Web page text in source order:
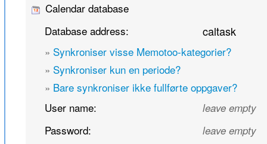
Calendar database
Database address:
caltask
» Synkroniser visse Memotoo-kategorier?
» Synkroniser kun en periode?
» Bare synkroniser ikke fullførte oppgaver?
User name:
leave empty
Password: leave empty